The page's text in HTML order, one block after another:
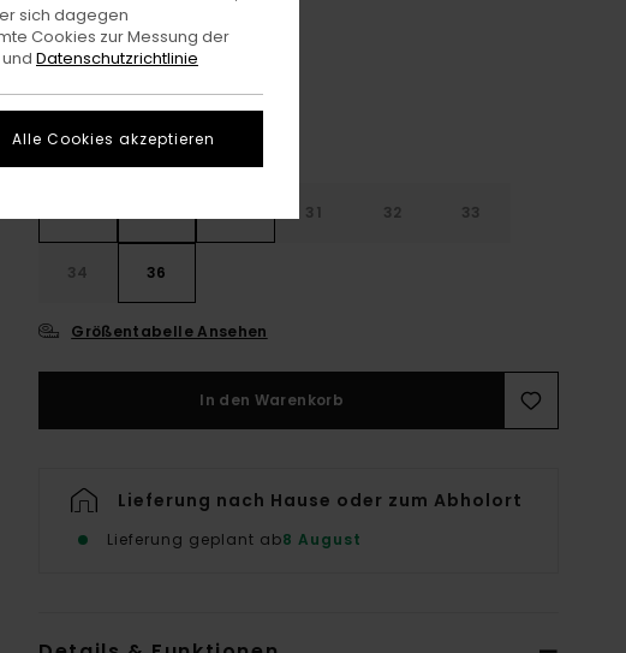
FarbeMid Used
31 32 33
34 36
Größentabelle Ansehen
In den Warenkorb
Lieferung nach Hause oder zum Abholort
Lieferung geplant ab8 August
sich dagegen
Cookies zur Messung der
und Datenschutzrichtlinie
Alle Cookies akzeptieren